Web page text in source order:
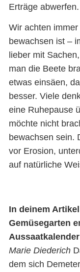
Erträge abwerfen.
Wir achten
bewachsen ist –
lieber mit
man die Beete
etwas einsäen,
besser. Viele
eine Ruhepause
möchte nicht
bewachsen sein.
vor Erosion,
auf natürliche
In deinem
Gemüsegarten
Marie Diederich
dem sich